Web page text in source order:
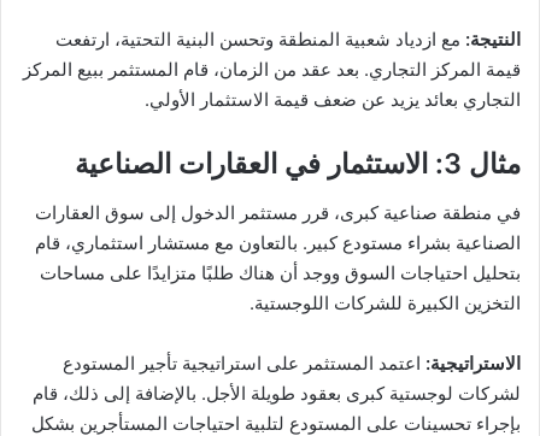
النتيجة: مع ازدياد شعبية المنطقة وتحسن البنية التحتية، ارتفعت
قيمة المركز التجاري. بعد عقد من الزمان، قام المستثمر ببيع المركز
التجاري بعائد يزيد عن ضعف قيمة الاستثمار الأولي.
مثال 3: الاستثمار في العقارات الصناعية
في منطقة صناعية كبرى، قرر مستثمر الدخول إلى سوق العقارات
الصناعية بشراء مستودع كبير. بالتعاون مع مستشار استثماري، قام
بتحليل احتياجات السوق ووجد أن هناك طلبًا متزايدًا على مساحات
التخزين الكبيرة للشركات اللوجستية.
الاستراتيجية: اعتمد المستثمر على استراتيجية تأجير المستودع
لشركات لوجستية كبرى بعقود طويلة الأجل. بالإضافة إلى ذلك، قام
بإجراء تحسينات على المستودع لتلبية احتياجات المستأجرين بشكل